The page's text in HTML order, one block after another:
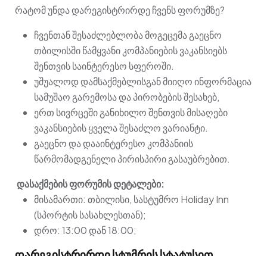
რატომ უნდა დარეგისტრირდე ჩვენს ფორუმზე?
ჩვენთან შესაძლებლობა მოგეცემა გაეცნო
თბილისში წამყვანი კომპანიების ვაკანსიებს
შენთვის საინტერესო სფეროში.
უშუალოდ დამსაქმებლისგან მიიღო ინფორმაცია
სამუშაო გარემოსა და პირობების შესახებ,
ერთ სივრცეში განიხილო შენთვის მისაღები
ვაკანსიების ყველა შესაძლო ვარიანტი.
გაეცნო და დააინტერესო კომპანიის
წარმომადგენელი პირისპირი გასაუბრებით.
დასაქმების ფორუმის დეტალები:
მისამართი: თბილისი, სასტუმრო Holiday Inn
(სპორტის სასახლესთან);
დრო: 13:00 დან 18:00;